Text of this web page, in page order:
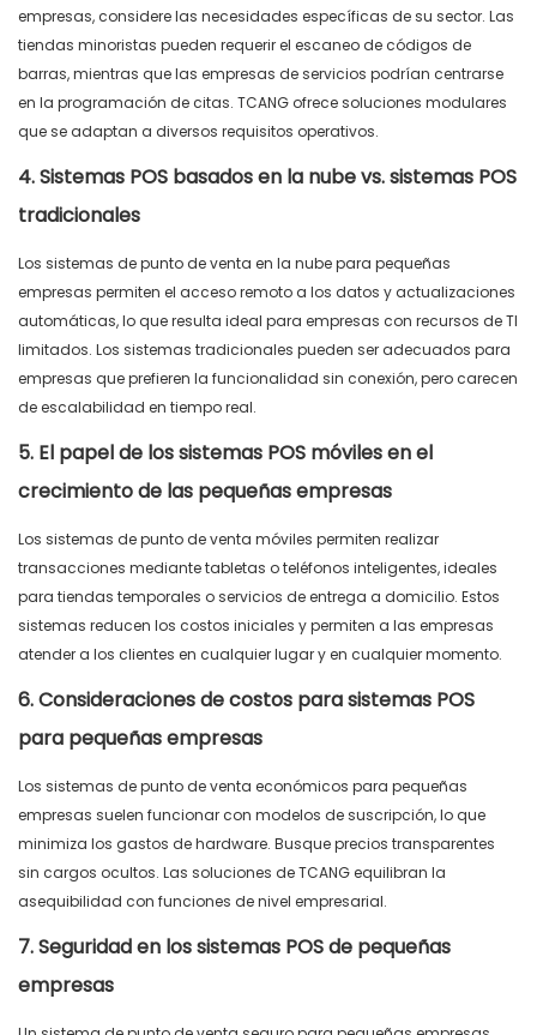
empresas, considere las necesidades específicas de su sector. Las
tiendas minoristas pueden requerir el escaneo de códigos de
barras, mientras que las empresas de servicios podrían centrarse
en la programación de citas. TCANG ofrece soluciones modulares
que se adaptan a diversos requisitos operativos.
4. Sistemas POS basados ​​en la nube vs. sistemas POS
tradicionales
Los sistemas de punto de venta en la nubepara pequeñas
empresas permiten el acceso remoto a los datos y actualizaciones
automáticas, lo que resulta ideal para empresas con recursos de TI
limitados. Los sistemas tradicionales pueden ser adecuados para
empresas que prefieren la funcionalidad sin conexión,pero carecen
de escalabilidad en tiempo real.
5. El papel de los sistemas POS móviles en el
crecimiento de las pequeñas empresas
Los sistemas de punto de venta móviles permiten realizar
transacciones mediante tabletas o teléfonos inteligentes, ideales
para tiendas temporales o servicios de entrega a domicilio. Estos
sistemas reducen los costos iniciales y permiten a las empresas
atender a los clientes en cualquier lugar y en cualquier momento.
6. Consideraciones de costos para sistemas POS
para pequeñas empresas
Los sistemas de punto de venta económicos para pequeñas
empresas suelen funcionar con modelos de suscripción, lo que
minimiza los gastos de hardware. Busque precios transparentes
sin cargos ocultos. Las soluciones de TCANG equilibran la
asequibilidad con funciones de nivel empresarial.
7. Seguridad en los sistemas POS de pequeñas
empresas